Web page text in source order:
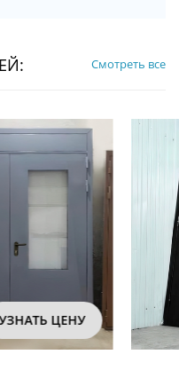
Смотреть все
УЗНАТЬ ЦЕНУ